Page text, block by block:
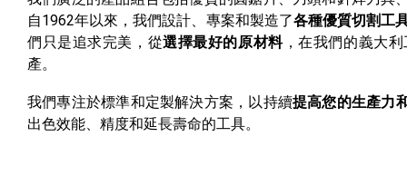
自1962年以來，我們設計、專案和製造了各種優質切割工
們只是追求完美，從選擇最好的原材料，在我們的義大
產。
我們專注於標準和定製解決方案，以持續提高您的生產力
出色效能、精度和延長壽命的工具。